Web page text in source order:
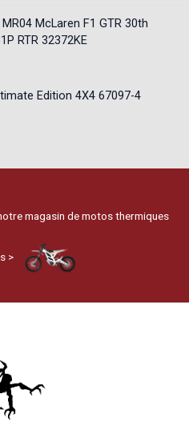
McLaren F1 GTR 30th
RTR 32372KE
Edition 4X4 67097-4
magasin de motos thermiques
>